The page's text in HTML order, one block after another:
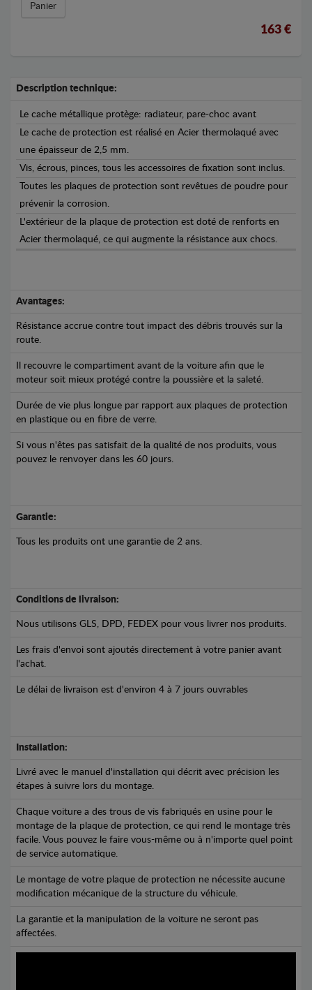
Panier
163 €
Description technique:
Le cache métallique protège: radiateur, pare-choc avant
Le cache de protection est réalisé en Acier thermolaqué avec
une épaisseur de 2,5 mm.
Vis, écrous, pinces, tous les accessoires de fixation sont inclus.
Toutes les plaques de protection sont revêtues de poudre pour
prévenir la corrosion.
L'extérieur de la plaque de protection est doté de renforts en
Acier thermolaqué, ce qui augmente la résistance aux chocs.
Avantages:
Résistance accrue contre tout impact des débris trouvés sur la
route.
Il recouvre le compartiment avant de la voiture afin que le
moteur soit mieux protégé contre la poussière et la saleté.
Durée de vie plus longue par rapport aux plaques de protection
en plastique ou en fibre de verre.
Si vous n'êtes pas satisfait de la qualité de nos produits, vous
pouvez le renvoyer dans les 60 jours.
Garantie:
Tous les produits ont une garantie de 2 ans.
Conditions de livraison:
Nous utilisons GLS, DPD, FEDEX pour vous livrer nos produits.
Les frais d'envoi sont ajoutés directement à votre panier avant
l'achat.
Le délai de livraison est d'environ 4 à 7 jours ouvrables
Installation:
Livré avec le manuel d'installation qui décrit avec précision les
étapes à suivre lors du montage.
Chaque voiture a des trous de vis fabriqués en usine pour le
montage de la plaque de protection, ce qui rend le montage très
facile. Vous pouvez le faire vous-même ou à n'importe quel point
de service automatique.
Le montage de votre plaque de protection ne nécessite aucune
modification mécanique de la structure du véhicule.
La garantie et la manipulation de la voiture ne seront pas
affectées.